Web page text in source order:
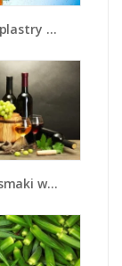
- JN057
- JN289